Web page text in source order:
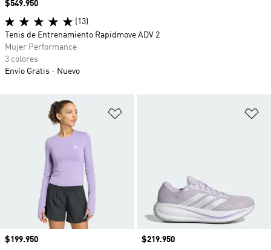
Precio
$199.950
Precio
$219.950
Precio
$549.950
(13)
Tenis de Entrenamiento Rapidmove ADV 2
Mujer Performance
3 colores
Envío Gratis
Nuevo